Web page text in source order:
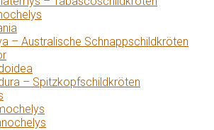
– Australische Schnappschildkröten
– Spitzkopfschildkröten